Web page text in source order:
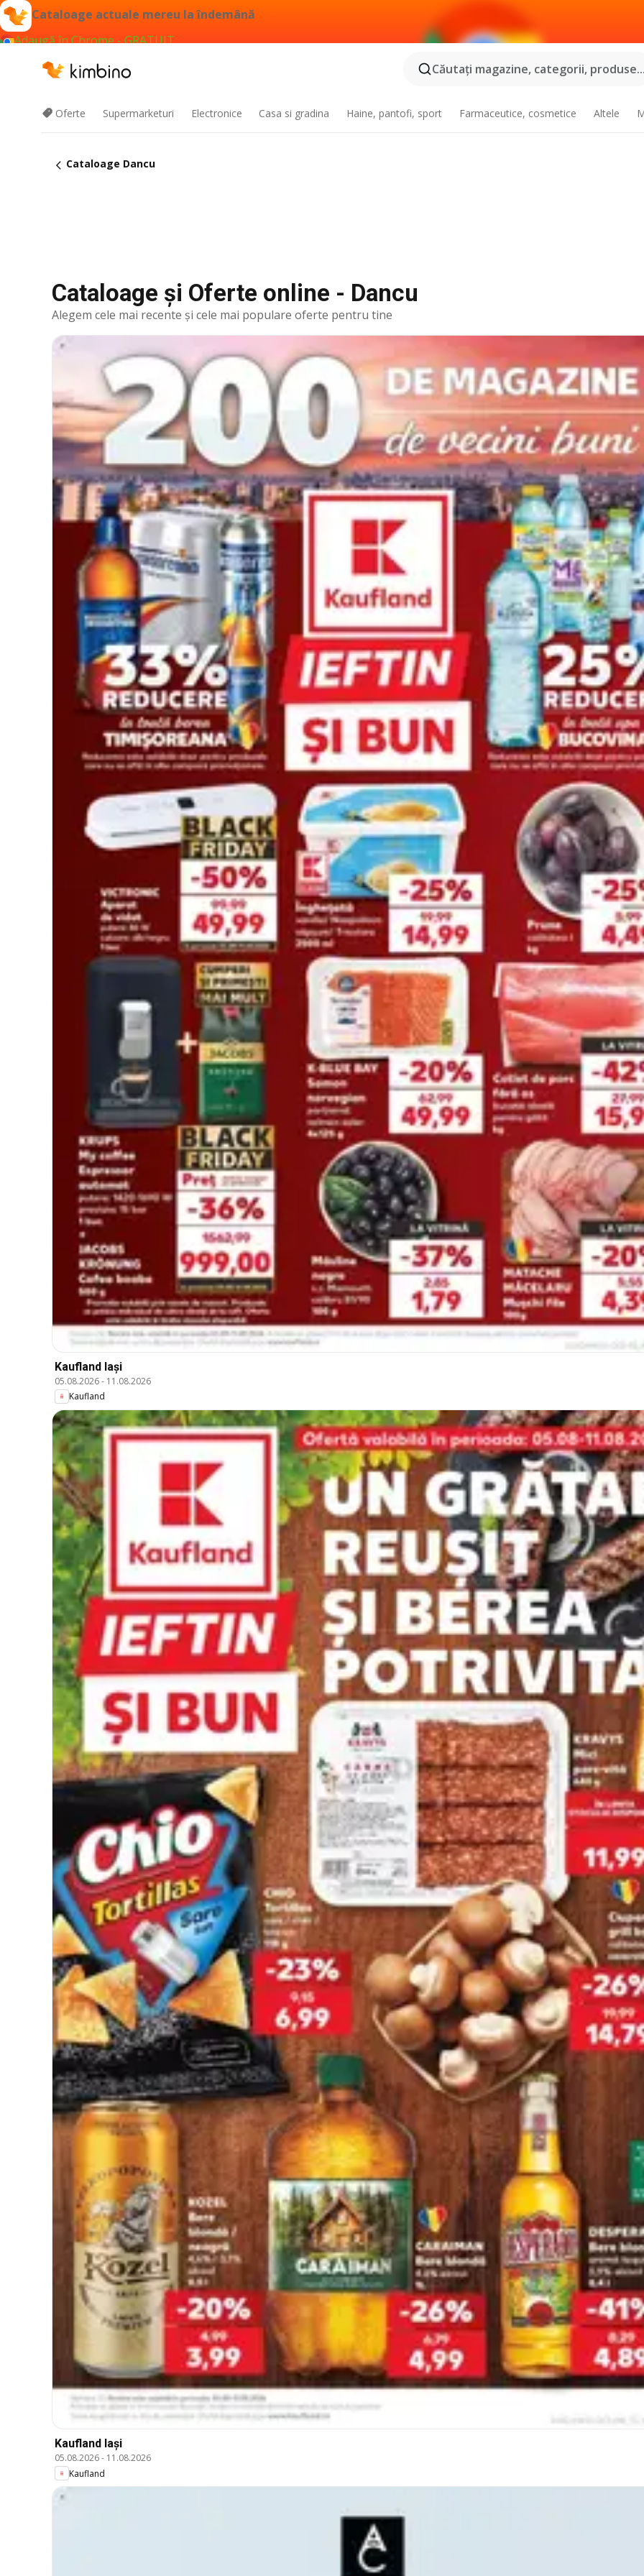
Cataloage actuale mereu la îndemână
Adaugă în Chrome - GRATUIT
Căutaţi magazine, categorii,
Oferte Supermarketuri Electronice Casa si gradina Haine, pantofi, sport Farmaceutice, cosmetice Altele
Cataloage Dancu
Cataloage și Oferte online - Dancu
Alegem cele mai recente şi cele mai populare oferte pentru tine
Kaufland Iași
05.08.2026- 11.08.2026
Kaufland
Kaufland Iași
05.08.2026- 11.08.2026
Kaufland